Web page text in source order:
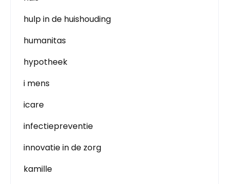
hulp in de huishouding
humanitas
hypotheek
i mens
icare
infectiepreventie
innovatie in de zorg
kamille